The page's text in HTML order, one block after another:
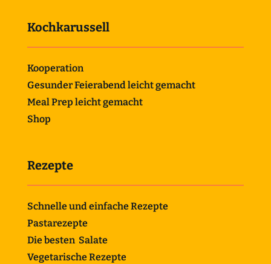
Kochkarussell
Kooperation
Gesunder Feierabend leicht gemacht
Meal Prep leicht gemacht
Shop
Rezepte
Schnelle und einfache Rezepte
Pastarezepte
Die besten Salate
Vegetarische Rezepte